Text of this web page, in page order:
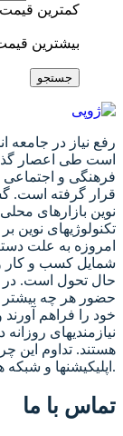
کمترین قیمت
بیشترین
جستجو
رفع نیاز در جامعه
است طی اعصار
فرهنگی و
قرار گرفته است.
نوین بازارهای
تکنولوژیهای نوین
امروزه به علت
شمایل کسب و کار و
حال تحول است. در
حضور هر چه بیشتر
خود را فراهم
نیازمندیهای
هستند. تداوم این
اپلیکیشنها و شبکه های اجتماعی گردید.
تماس با ما